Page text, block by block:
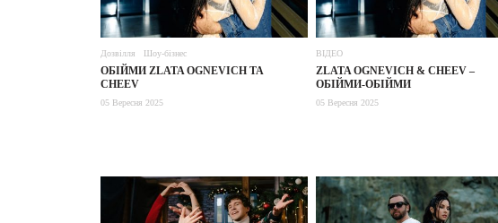
Дозвілля Шоу-бізнес
ОБІЙМИ ZLATA OGNEVICH ТА
CHEEV
05 Вересня 2025
ВІДЕО
ZLATA OGNEVICH & CHEEV –
ОБІЙМИ-ОБІЙМИ
05 Вересня 2025